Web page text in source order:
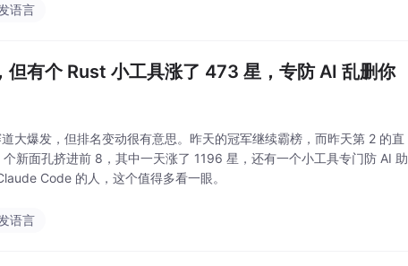
语言
有个 Rust 小工具涨了 473 星，专防 AI 乱删你
大爆发，但排名变动很有意思。昨天的冠军继续霸榜，而昨天第 2 的直
新面孔挤进前 8，其中一天涨了 1196 星，还有一个小工具专门防 AI 助
Code 的人，这个值得多看一眼。
语言